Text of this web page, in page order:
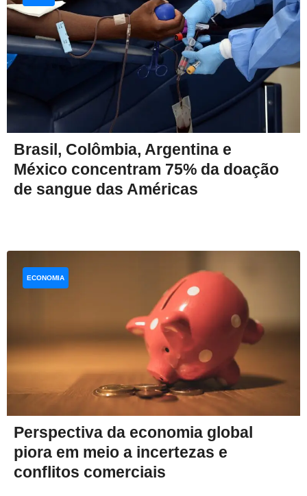
Brasil, Colômbia, Argentina e
México concentram 75% da doação
de sangue das Américas
Perspectiva da economia global
piora em meio a incertezas e
conflitos comerciais
ECONOMIA